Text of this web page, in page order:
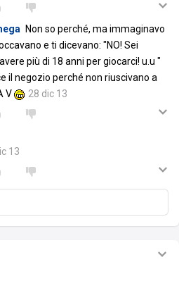
Non so perché, ma immaginavo
e ti dicevano: "NO! Sei
più di 18 anni per giocarci! u.u "
il negozio perché non riuscivano a
V
28 dic 13
13